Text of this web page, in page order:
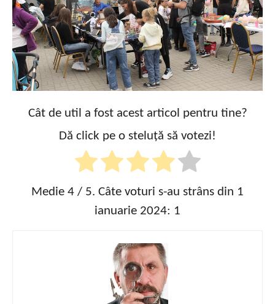
Cât de util a fost acest articol pentru tine?
Dă click pe o steluță să votezi!
Medie 4 / 5. Câte voturi s-au strâns din 1
ianuarie 2024: 1